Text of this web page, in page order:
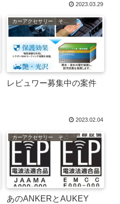
2023.03.29
レビュワー募集中の案件
2023.02.04
あのANKERとAUKEY